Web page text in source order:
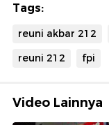
Tags:
reuni akbar 212
reuni 212
fpi
Video Lainnya